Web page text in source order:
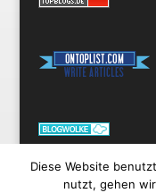
Diese Website
nutzt, gehen